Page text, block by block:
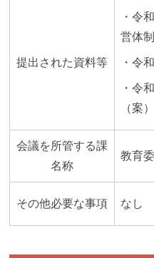
提出された資料等
・令
営体
・令
・令
（案）
会議を所管する課
名称
教育
その他必要な事項 なし